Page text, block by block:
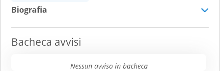
Biografia
Bacheca avvisi
Nessun avviso in bacheca